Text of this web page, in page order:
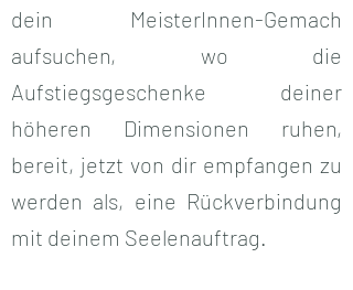
dein MeisterInnen-Gemach
aufsuchen, wo die
Aufstiegsgeschenke deiner
höheren Dimensionen ruhen,
bereit, jetzt von dir empfangen zu
werden als, eine Rückverbindung
mit deinem Seelenauftrag.